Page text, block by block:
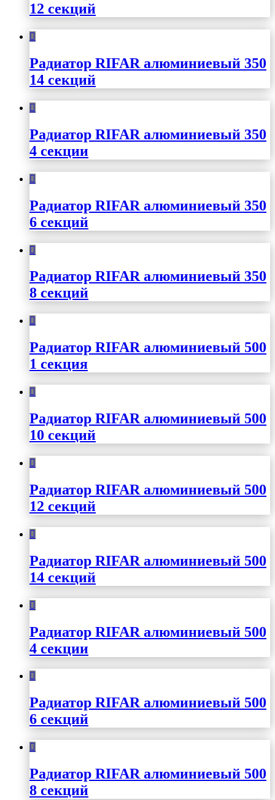
12 секций
Радиатор RIFAR алюминиевый 350
14 секций
Радиатор RIFAR алюминиевый 350
4 секции
Радиатор RIFAR алюминиевый 350
6 секций
Радиатор RIFAR алюминиевый 350
8 секций
Радиатор RIFAR алюминиевый 500
1 секция
Радиатор RIFAR алюминиевый 500
10 секций
Радиатор RIFAR алюминиевый 500
12 секций
Радиатор RIFAR алюминиевый 500
14 секций
Радиатор RIFAR алюминиевый 500
4 секции
Радиатор RIFAR алюминиевый 500
6 секций
Радиатор RIFAR алюминиевый 500
8 секций